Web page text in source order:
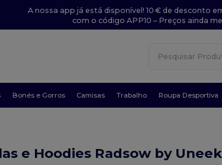
A nossa app já está disponível! 10 € de desconto
com o código APP10 – Preços ainda
Bonés e Gorros Camisas Trabalho Roupa Desportiva
e Hoodies Radsow by Uneek